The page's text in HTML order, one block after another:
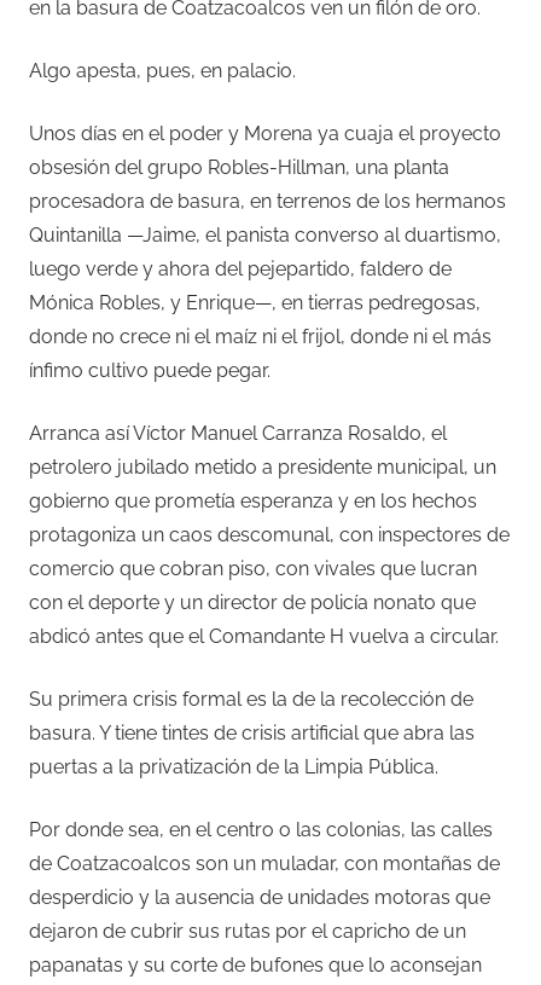
en la basura de Coatzacoalcos ven un filón de oro.
Algo apesta, pues, en palacio.
Unos días en el poder y Morena ya cuaja el proyecto
obsesión del grupo Robles-Hillman, una planta
procesadora de basura, en terrenos de los hermanos
Quintanilla —Jaime, el panista converso al duartismo,
luego verde y ahora del pejepartido, faldero de
Mónica Robles, y Enrique—, en tierras pedregosas,
donde no crece ni el maíz ni el frijol, donde ni el más
ínfimo cultivo puede pegar.
Arranca así Víctor Manuel Carranza Rosaldo, el
petrolero jubilado metido a presidente municipal, un
gobierno que prometía esperanza y en los hechos
protagoniza un caos descomunal, con inspectores de
comercio que cobran piso, con vivales que lucran
con el deporte y un director de policía nonato que
abdicó antes que el Comandante H vuelva a circular.
Su primera crisis formal es la de la recolección de
basura. Y tiene tintes de crisis artificial que abra las
puertas a la privatización de la Limpia Pública.
Por donde sea, en el centro o las colonias, las calles
de Coatzacoalcos son un muladar, con montañas de
desperdicio y la ausencia de unidades motoras que
dejaron de cubrir sus rutas por el capricho de un
papanatas y su corte de bufones que lo aconsejan